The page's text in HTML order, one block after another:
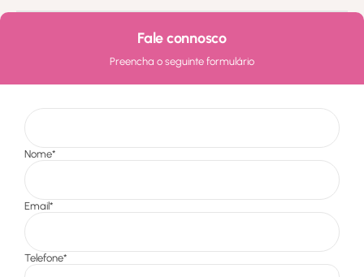
Fale connosco
Preencha o seguinte formulário